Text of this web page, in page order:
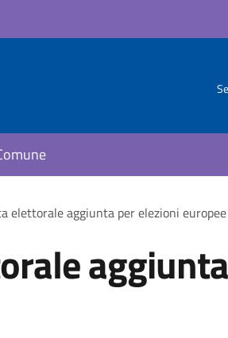
elettorale aggiunta per elezioni europee
aggiunta